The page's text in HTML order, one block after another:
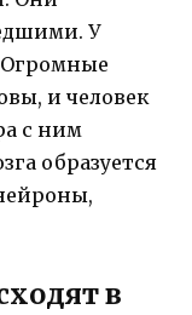
У
Огромные
и человек
с ним
образуется
в